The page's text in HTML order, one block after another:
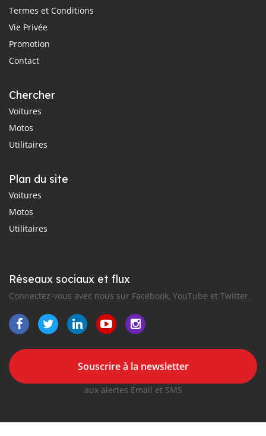
Termes et Conditions
Vie Privée
Promotion
Contact
Chercher
Voitures
Motos
Utilitaires
Plan du site
Voitures
Motos
Utilitaires
Réseaux sociaux et flux
Connectez-vous avec nous sur Facebook, YouTube et Twitter.
Souscrire à la newsletter
aux alertes Email et SMS